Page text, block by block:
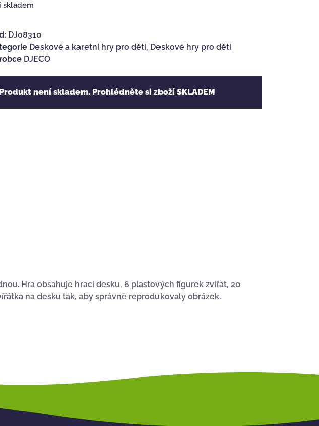
skladem
DJ08310
Deskové a karetní hry pro děti, Deskové hry pro děti
DJECO
Produkt není skladem. Prohlédněte si zboží SKLADEM
Hra obsahuje hrací desku, 6 plastových figurek zvířat, 20
na desku tak, aby správně reprodukovaly obrázek.